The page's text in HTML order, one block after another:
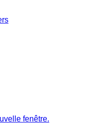
fenêtre.